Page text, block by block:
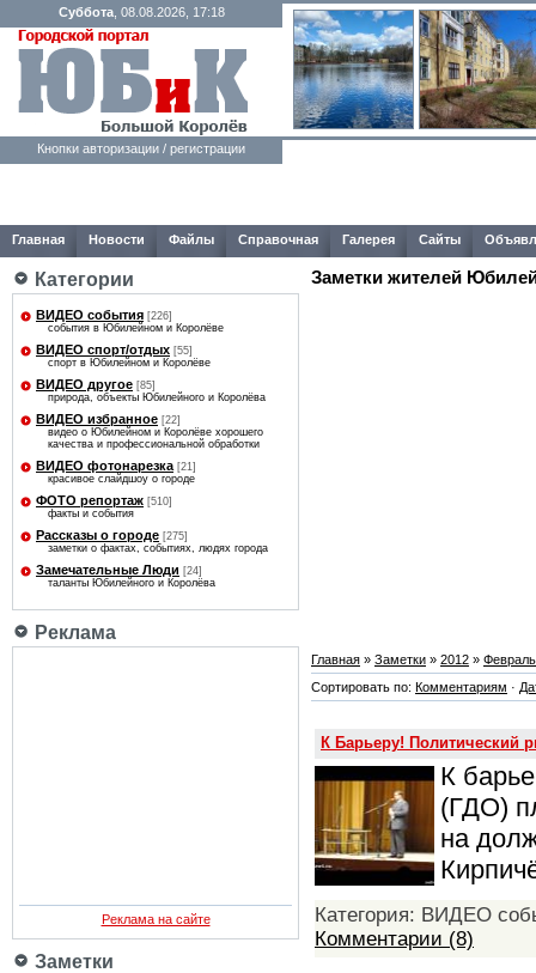
Суббота, 08.08.2026, 17:18
Кнопки авторизации / регистрации
Главная Новости Файлы Справочная Галерея Сайты
Категории
ВИДЕО события [226]
события в Юбилейном и Королёве
ВИДЕО спорт/отдых [55]
спорт в Юбилейном и Королёве
ВИДЕО другое [85]
природа, объекты Юбилейного и Королёва
ВИДЕО избранное [22]
видео о Юбилейном и Королёве хорошего
качества и профессиональной обработки
ВИДЕО фотонарезка [21]
красивое слайдшоу о городе
ФОТО репортаж [510]
факты и события
Рассказы о городе [275]
заметки о фактах, событиях, людях города
Замечательные Люди [24]
таланты Юбилейного и Королёва
Реклама
Реклама на сайте
Заметки
Заметки жителей
Главная » Заметки » 2012 » Февраль
Сортировать по: Комментариям ·
К Барьеру! Политический
К
(ГДО)
на
Категория: ВИДЕО
Комментарии (8)